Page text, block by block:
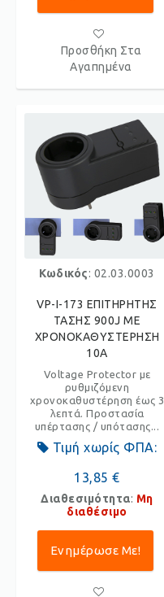
Προσθήκη Στα
Αγαπημένα
Κωδικός: 02.03.0003
VP-I-173 ΕΠΙΤΗΡΗΤΗΣ
ΤΑΣΗΣ 900J ΜΕ
ΧΡΟΝΟΚΑΘΥΣΤΕΡΗΣΗ
10Α
Voltage Protector με
ρυθμιζόμενη
χρονοκαθυστέρηση έως 3
λεπτά. Προστασία
υπέρτασης / υπότασης...
Τιμή χωρίς ΦΠΑ:
13,85 €
Διαθεσιμότητα: Μη
διαθέσιμο
Ενημέρωσε Με!